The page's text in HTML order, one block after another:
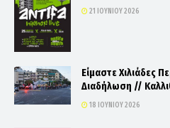
21 ΙΟΥΝΊΟΥ 2026
Είμαστε Χιλιάδες
Διαδήλωση //
18 ΙΟΥΝΊΟΥ 2026